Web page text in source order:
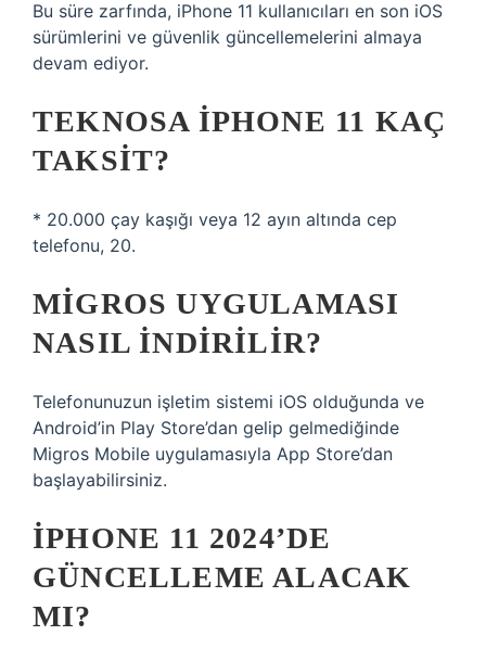
Bu süre zarfında, iPhone 11 kullanıcıları en son iOS
sürümlerini ve güvenlik güncellemelerini almaya
devam ediyor.
TEKNOSA IPHONE 11 KAÇ
TAKSIT?
* 20.000 çay kaşığı veya 12 ayın altında cep
telefonu, 20.
MIGROS UYGULAMASI
NASIL INDIRILIR?
Telefonunuzun işletim sistemi iOS olduğunda ve
Android’in Play Store’dan gelip gelmediğinde
Migros Mobile uygulamasıyla App Store’dan
başlayabilirsiniz.
IPHONE 11 2024’DE
GÜNCELLEME ALACAK
MI?